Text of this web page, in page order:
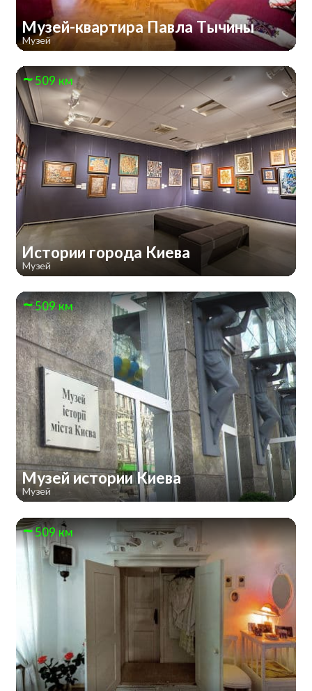
Музей-квартира Павла Тычины
Музей
509 км
Истории города Киева
Музей
509 км
Музей истории Киева
Музей
509 км